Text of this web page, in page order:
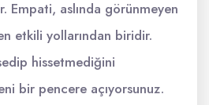
Empati, aslında görünmeyen
etkili yollarından biridir.
hissetmediğini
bir pencere açıyorsunuz.